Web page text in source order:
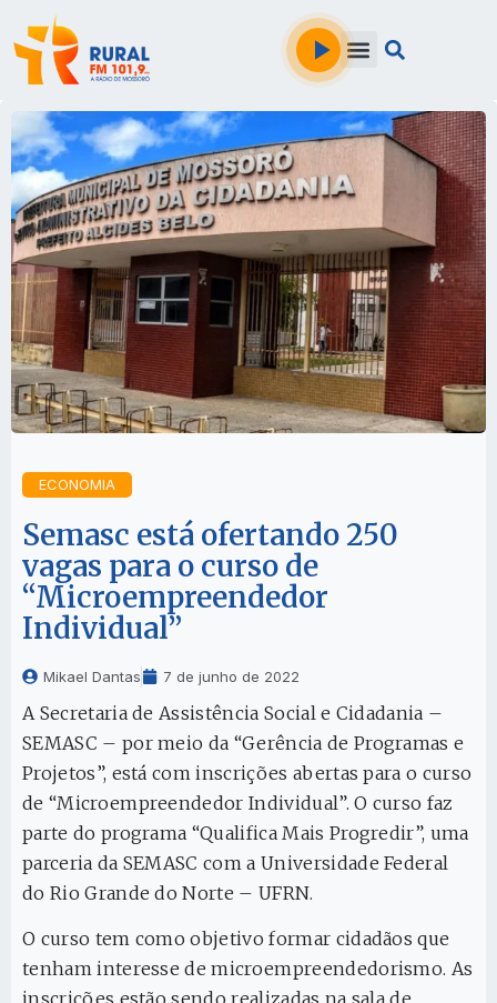
ECONOMIA
Semasc está ofertando 250
vagas para o curso de
“Microempreendedor
Individual”
Mikael Dantas 7 de junho de 2022
A Secretaria de Assistência Social e Cidadania –
SEMASC – por meio da “Gerência de Programas e
Projetos”, está com inscrições abertas para o curso
de “Microempreendedor Individual”. O curso faz
parte do programa “Qualifica Mais Progredir”, uma
parceria da SEMASC com a Universidade Federal
do Rio Grande do Norte – UFRN.
O curso tem como objetivo formar cidadãos que
tenham interesse de microempreendedorismo. As